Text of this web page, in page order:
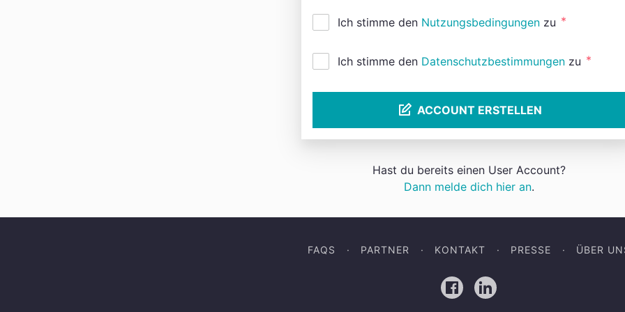
Ich stimme den Nutzungsbedingungen zu *
Ich stimme den Datenschutzbestimmungen zu *
ACCOUNT ERSTELLEN
Hast du bereits einen User Account?
Dann melde dich hier an.
FAQS PARTNER KONTAKT PRESSE ÜBER
FacebookLinkedIn